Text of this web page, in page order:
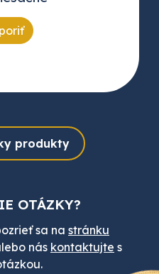
produkty
OTÁZKY?
sa na stránku
nás kontaktujte s